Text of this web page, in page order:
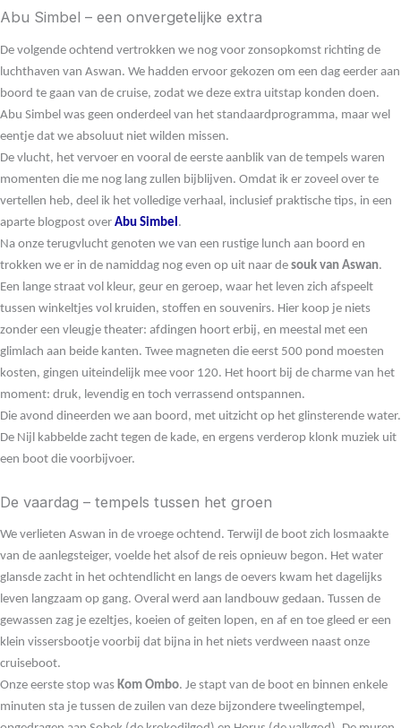
Abu Simbel – een onvergetelijke extra
De volgende ochtend vertrokken we nog voor zonsopkomst richting de
luchthaven van Aswan. We hadden ervoor gekozen om een dag eerder aan
boord te gaan van de cruise, zodat we deze extra uitstap konden doen.
Abu Simbel was geen onderdeel van het standaardprogramma, maar wel
eentje dat we absoluut niet wilden missen.
De vlucht, het vervoer en vooral de eerste aanblik van de tempels waren
momenten die me nog lang zullen bijblijven. Omdat ik er zoveel over te
vertellen heb, deel ik het volledige verhaal, inclusief praktische tips, in een
aparte blogpost over Abu Simbel .
Na onze terugvlucht genoten we van een rustige lunch aan boord en
trokken we er in de namiddag nog even op uit naar de souk van Aswan.
Een lange straat vol kleur, geur en geroep, waar het leven zich afspeelt
tussen winkeltjes vol kruiden, stoffen en souvenirs. Hier koop je niets
zonder een vleugje theater: afdingen hoort erbij, en meestal met een
glimlach aan beide kanten. Twee magneten die eerst 500 pond moesten
kosten, gingen uiteindelijk mee voor 120. Het hoort bij de charme van het
moment: druk, levendig en toch verrassend ontspannen.
Die avond dineerden we aan boord, met uitzicht op het glinsterende water.
De Nijl kabbelde zacht tegen de kade, en ergens verderop klonk muziek uit
een boot die voorbijvoer.
De vaardag – tempels tussen het groen
We verlieten Aswan in de vroege ochtend. Terwijl de boot zich losmaakte
van de aanlegsteiger, voelde het alsof de reis opnieuw begon. Het water
glansde zacht in het ochtendlicht en langs de oevers kwam het dagelijks
leven langzaam op gang. Overal werd aan landbouw gedaan. Tussen de
gewassen zag je ezeltjes, koeien of geiten lopen, en af en toe gleed er een
klein vissersbootje voorbij dat bijna in het niets verdween naast onze
cruiseboot.
Onze eerste stop was Kom Ombo. Je stapt van de boot en binnen enkele
minuten sta je tussen de zuilen van deze bijzondere tweelingtempel,